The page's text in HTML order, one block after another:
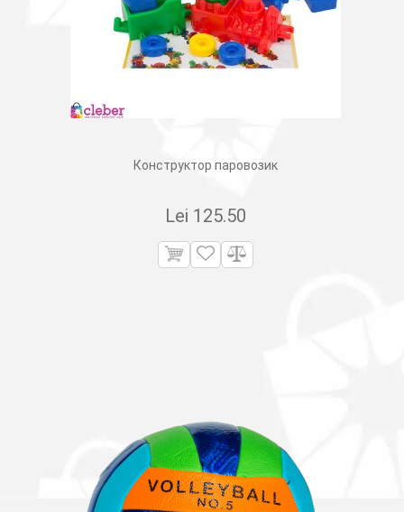
Конструктор паровозик
Lei 125.50